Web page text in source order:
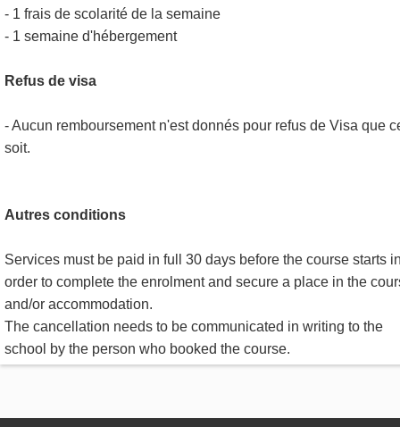
- 1 frais de scolarité de la semaine
- 1 semaine d'hébergement
Refus de visa
- Aucun remboursement n'est donnés pour refus de Visa que
soit.
Autres conditions
Services must be paid in full 30 days before the course starts
order to complete the enrolment and secure a place in the
and/or accommodation.
The cancellation needs to be communicated in writing to the
school by the person who booked the course.